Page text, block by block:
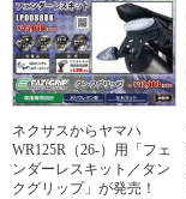
ネクサスからヤマハ
WR125R（26-）用「フェ
ンダーレスキット／タン
クグリップ」が発売！